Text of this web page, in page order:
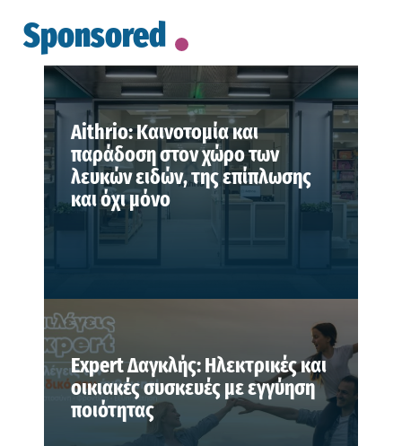
Sponsored
Aithrio: Καινοτομία και
παράδοση στον χώρο των
λευκών ειδών, της επίπλωσης
και όχι μόνο
Expert Δαγκλής: Ηλεκτρικές και
οικιακές συσκευές με εγγύηση
ποιότητας